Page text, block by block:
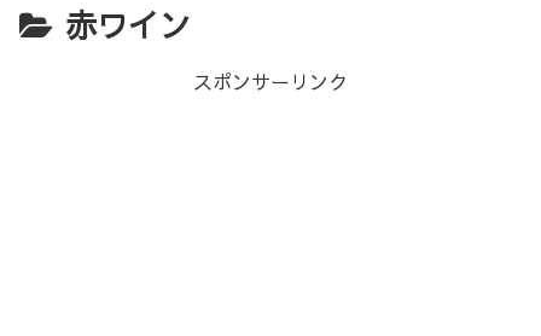
赤ワイン
スポンサーリンク